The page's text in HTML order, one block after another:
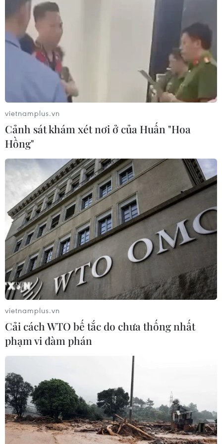
Truy tố 2 cựu Viện trưởng Viện Pháp
y tâm thần Trung ương cùng 63 bị
can
04/08/2026 09:23
Tổng Biên tập: TRẦN TIẾN DUẨN
Phó Tổng Biên tập: NGUYỄN THỊ TÁM, KHÚC THANH
THỦY
Sở hữu trí tuệ
Quy định sử dụng
RSS
Hỗ trợ
Ngôn ngữ
TTXVN
Dịch vụ tin
Quảng cáo
Liên hệ
Giấy phép số: 1374/GP-BTTTT do Bộ Thông tin và Truyền thông
Quảng cáo: Phó TBT Nguyễn Thị Tám: 093.5958688, Email:
tamvna@gmail.com
Điện thoại: (024) 39411349 - (024) 39411348, Fax: (024)
39411348
Email:vietnamplus2008@gmail.com
© Bản quyền thuộc về VietnamPlus, TTXVN. Cấm sao chép dưới
vietnamplus.vn
Cảnh sát khám xét nơi ở của Huấn "Hoa
Hồng"
vietnamplus.vn
Cải cách WTO bế tắc do chưa thống nhất
phạm vi đàm phán